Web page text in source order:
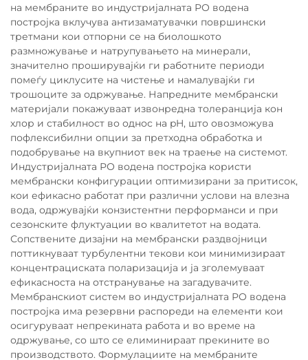
на мембраните во индустријалната РО водена
постројка вклучува антизаматувачки површински
третмани кои отпорни се на биолошкото
размножување и натрупувањето на минерали,
значително проширувајќи ги работните периоди
помеѓу циклусите на чистење и намалувајќи ги
трошоците за одржување. Напредните мембрански
материјали покажуваат извонредна толеранција кон
хлор и стабилност во однос на pH, што овозможува
пофлексибилни опции за претходна обработка и
подобрување на вкупниот век на траење на системот.
Индустријалната РО водена постројка користи
мембрански конфигурации оптимизирани за притисок,
кои ефикасно работат при различни услови на влезна
вода, одржувајќи конзистентни перформанси и при
сезонските флуктуации во квалитетот на водата.
Сопствените дизајни на мембрански раздвојници
поттикнуваат турбулентни текови кои минимизираат
концентрациската поларизација и ја зголемуваат
ефикасноста на отстранување на загадувачите.
Мембранскиот систем во индустријалната РО водена
постројка има резервни распореди на елементи кои
осигуруваат непрекината работа и во време на
одржување, со што се елиминираат прекините во
производството. Формулациите на мембраните